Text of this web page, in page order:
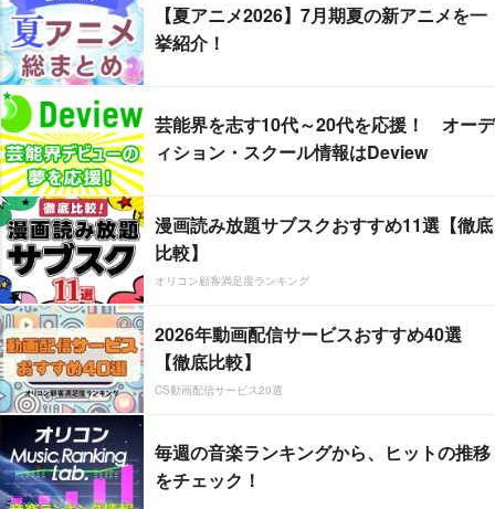
【夏アニメ2026】7月期夏の新アニメを一
挙紹介！
芸能界を志す10代～20代を応援！ オーデ
ィション・スクール情報はDeview
漫画読み放題サブスクおすすめ11選【徹底
比較】
オリコン顧客満足度ランキング
2026年動画配信サービスおすすめ40選
【徹底比較】
CS動画配信サービス20選
毎週の音楽ランキングから、ヒットの推移
をチェック！